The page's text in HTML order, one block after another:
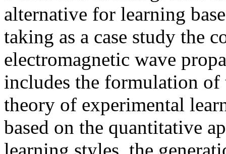
alternative for learning
taking as a case study the
electromagnetic wave
includes the formulation
theory of experimental
based on the quantitative
learning styles, the